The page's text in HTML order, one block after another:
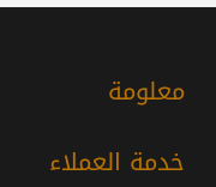
معلومة
خدمة العملاء